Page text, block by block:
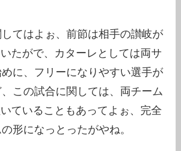
てはよぉ、前節は相手の讃岐が
たがで、カターレとしては両サ
に、フリーになりやすい選手が
この試合に関しては、両チーム
ていることもあってよぉ、完全
形になっとったがやね。